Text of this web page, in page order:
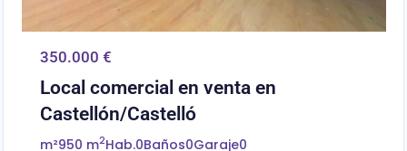
350.000 €
Local comercial en venta en
Castellón/Castelló
m²950 m2Hab.0Baños0Garaje0